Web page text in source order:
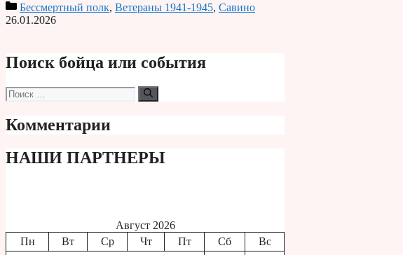
PrintБессмертный полк, Ветераны 1941-1945, Савино
26.01.2026
Поиск бойца или события
Поиск:
Комментарии
НАШИ ПАРТНЕРЫ
Август 2026
Пн
Вт Ср Чт Пт Сб
Вс